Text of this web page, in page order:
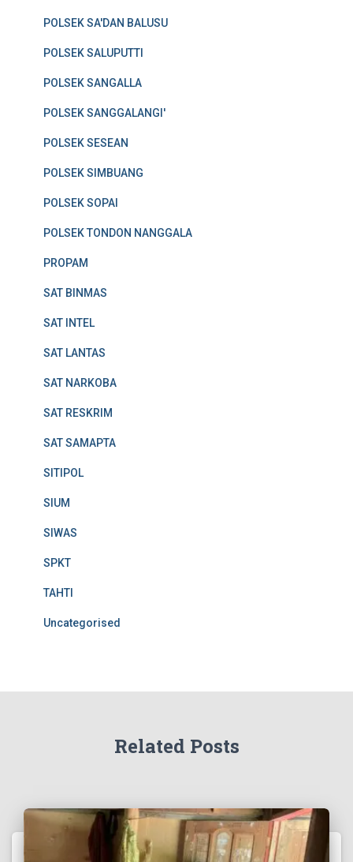
POLSEK SA'DAN BALUSU
POLSEK SALUPUTTI
POLSEK SANGALLA
POLSEK SANGGALANGI'
POLSEK SESEAN
POLSEK SIMBUANG
POLSEK SOPAI
POLSEK TONDON NANGGALA
PROPAM
SAT BINMAS
SAT INTEL
SAT LANTAS
SAT NARKOBA
SAT RESKRIM
SAT SAMAPTA
SITIPOL
SIUM
SIWAS
SPKT
TAHTI
Uncategorised
Related Posts